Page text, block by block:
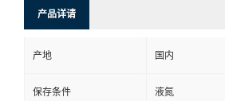
产品详请
产地 国内
保存条件 液氮